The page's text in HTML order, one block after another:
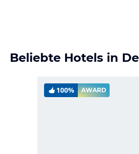
Beliebte Hotels in
100% AWARD